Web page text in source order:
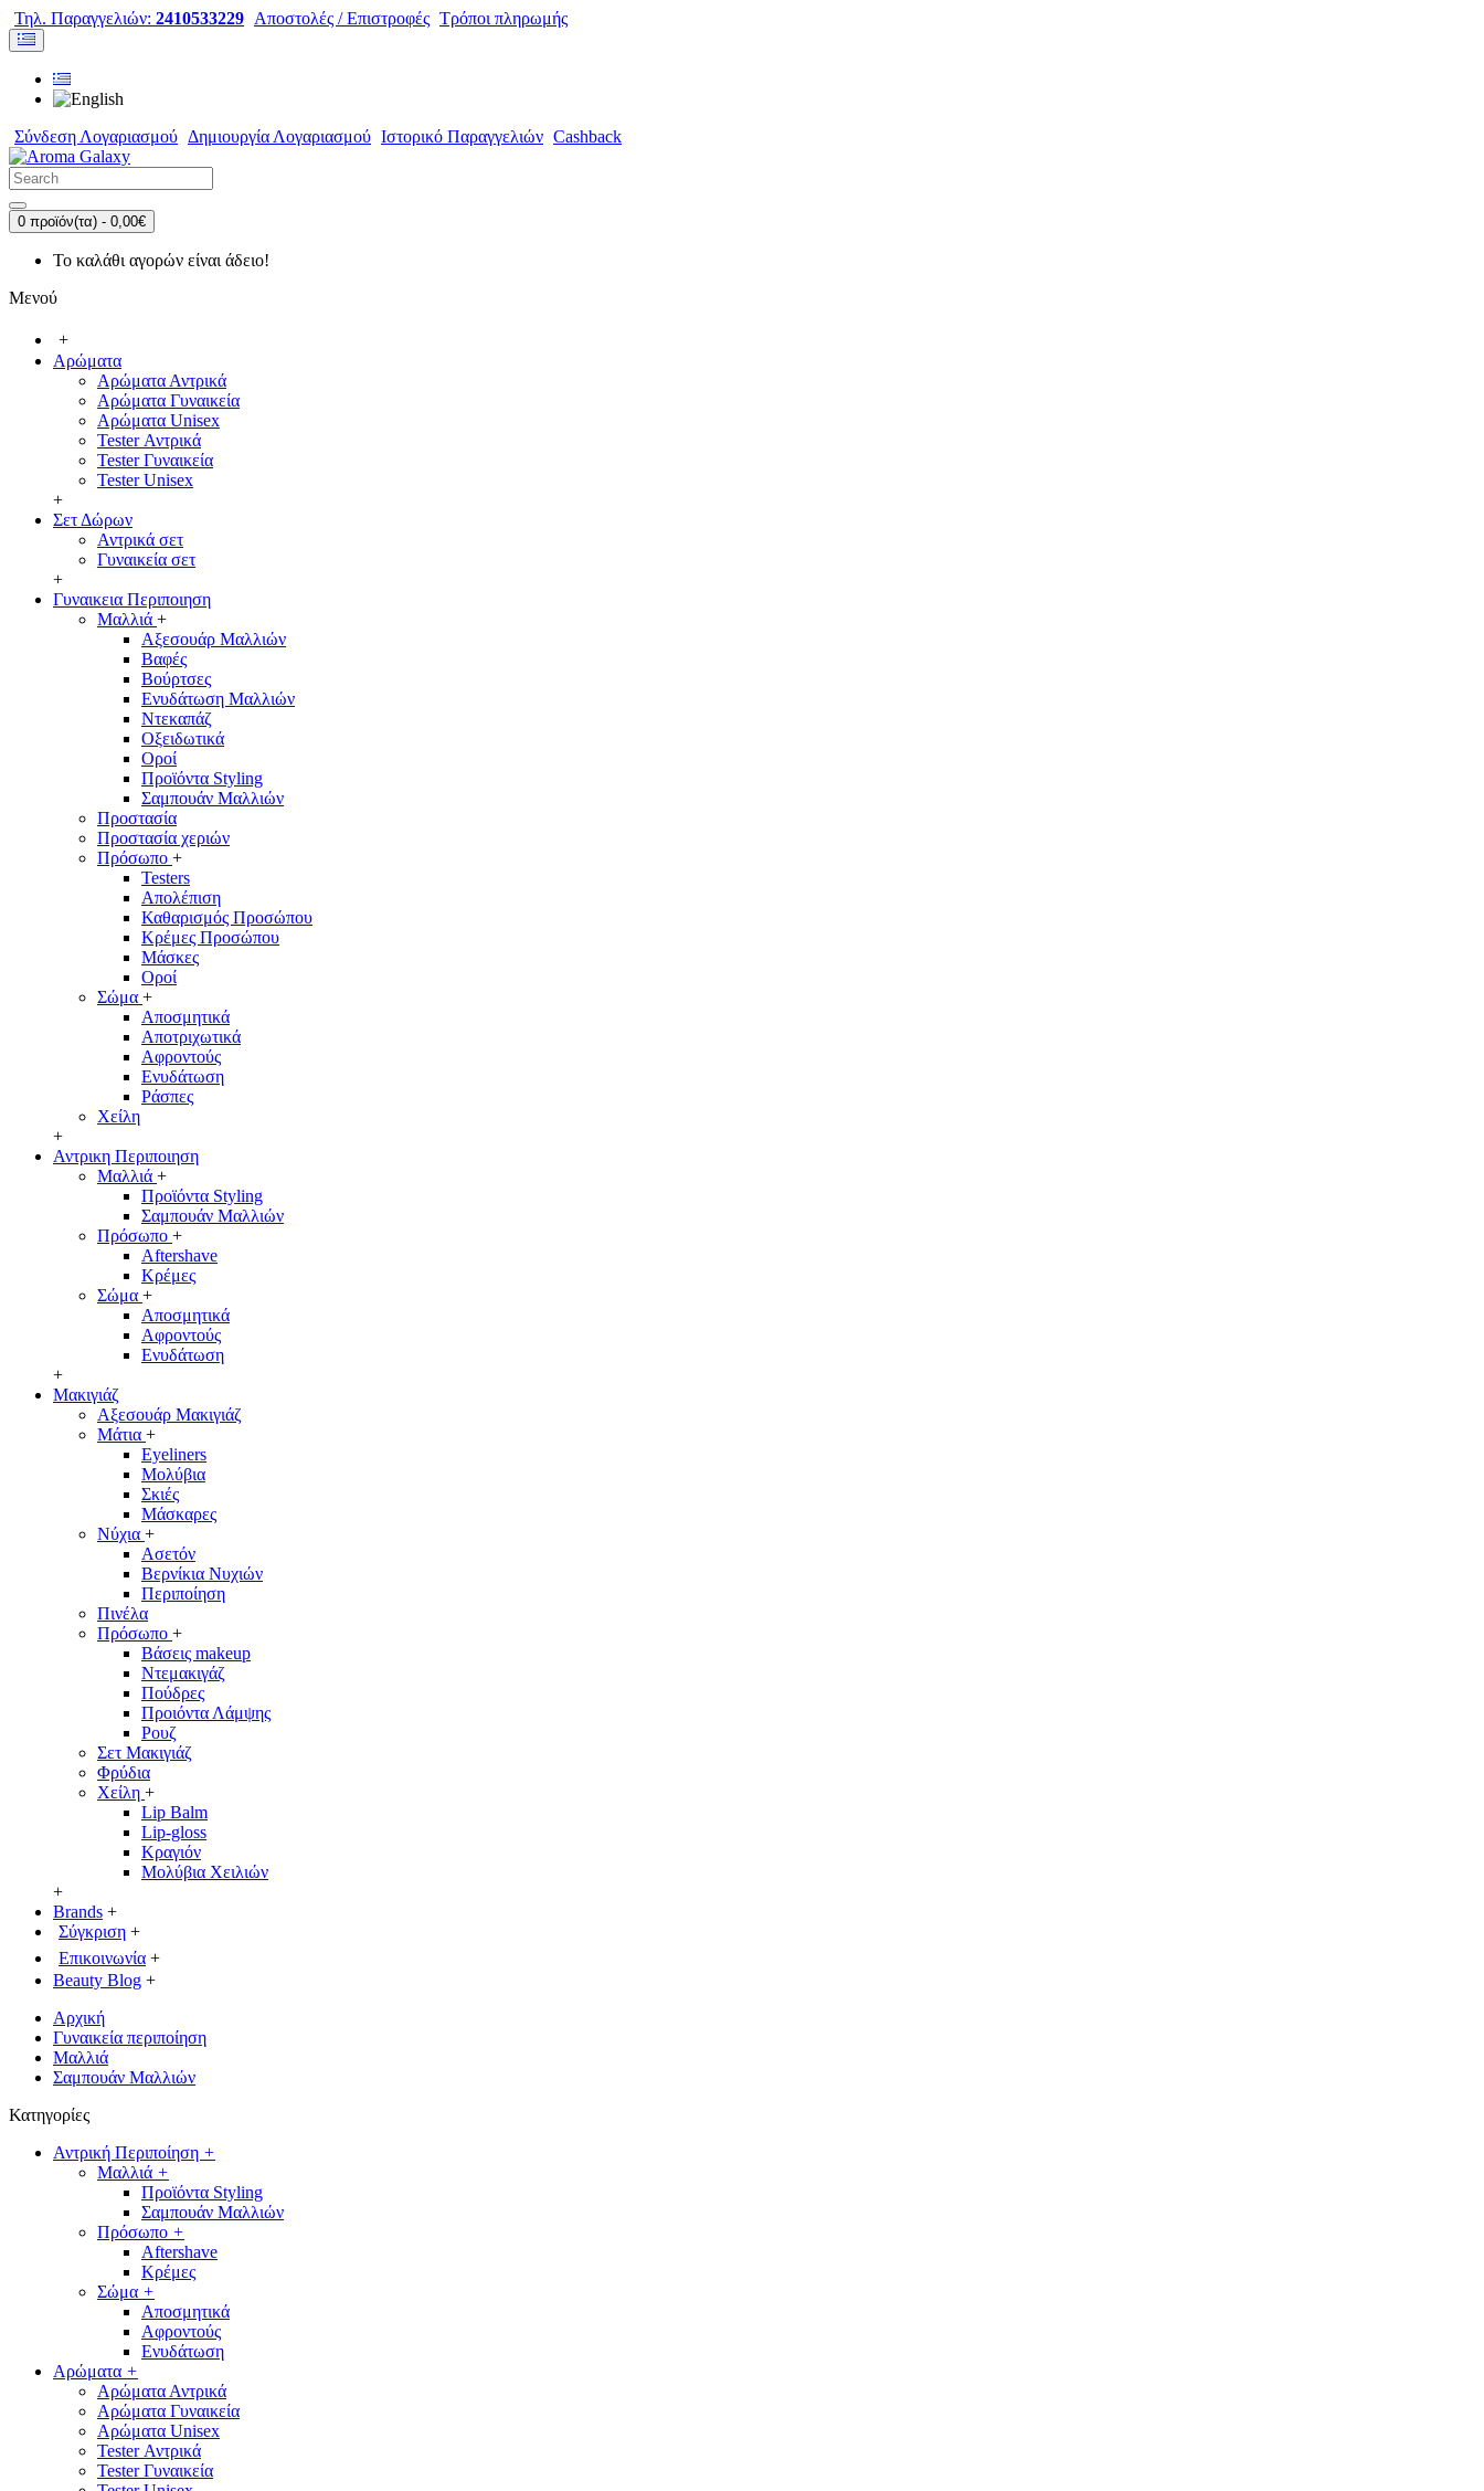
Τηλ. Παραγγελιών: 2410533229 Αποστολές / Επιστροφές Τρόποι πληρωμής
Σύνδεση Λογαριασμού Δημιουργία Λογαριασμού Ιστορικό Παραγγελιών Cashback
0 προϊόν(τα) - 0,00€
Το καλάθι αγορών είναι άδειο!
Μενού
+
Αρώματα
Αρώματα Αντρικά
Αρώματα Γυναικεία
Αρώματα Unisex
Tester Αντρικά
Tester Γυναικεία
Tester Unisex
+
Σετ Δώρων
Αντρικά σετ
Γυναικεία σετ
+
Γυναικεια Περιποιηση
Μαλλιά +
Αξεσουάρ Μαλλιών
Βαφές
Βούρτσες
Ενυδάτωση Μαλλιών
Ντεκαπάζ
Οξειδωτικά
Οροί
Προϊόντα Styling
Σαμπουάν Μαλλιών
Προστασία
Προστασία χεριών
Πρόσωπο +
Testers
Απολέπιση
Καθαρισμός Προσώπου
Κρέμες Προσώπου
Μάσκες
Οροί
Σώμα +
Αποσμητικά
Αποτριχωτικά
Αφροντούς
Ενυδάτωση
Ράσπες
Χείλη
+
Αντρικη Περιποιηση
Μαλλιά +
Προϊόντα Styling
Σαμπουάν Μαλλιών
Πρόσωπο +
Aftershave
Κρέμες
Σώμα +
Αποσμητικά
Αφροντούς
Ενυδάτωση
+
Μακιγιάζ
Αξεσουάρ Μακιγιάζ
Μάτια +
Eyeliners
Μολύβια
Σκιές
Μάσκαρες
Νύχια +
Ασετόν
Βερνίκια Νυχιών
Περιποίηση
Πινέλα
Πρόσωπο +
Βάσεις makeup
Ντεμακιγάζ
Πούδρες
Προιόντα Λάμψης
Ρουζ
Σετ Μακιγιάζ
Φρύδια
Χείλη +
Lip Balm
Lip-gloss
Κραγιόν
Μολύβια Χειλιών
+
Brands +
Σύγκριση +
Επικοινωνία +
Beauty Blog +
Αρχική
Γυναικεία περιποίηση
Μαλλιά
Σαμπουάν Μαλλιών
Κατηγορίες
Αντρική Περιποίηση +
Μαλλιά +
Προϊόντα Styling
Σαμπουάν Μαλλιών
Πρόσωπο +
Aftershave
Κρέμες
Σώμα +
Αποσμητικά
Αφροντούς
Ενυδάτωση
Αρώματα +
Αρώματα Αντρικά
Αρώματα Γυναικεία
Αρώματα Unisex
Tester Αντρικά
Tester Γυναικεία